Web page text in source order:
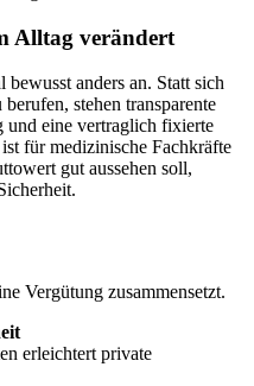
Alltag verändert
anders an. Statt sich
stehen transparente
und eine vertraglich fixierte
für medizinische Fachkräfte
gut aussehen soll,
Vergütung zusammensetzt.
erleichtert private